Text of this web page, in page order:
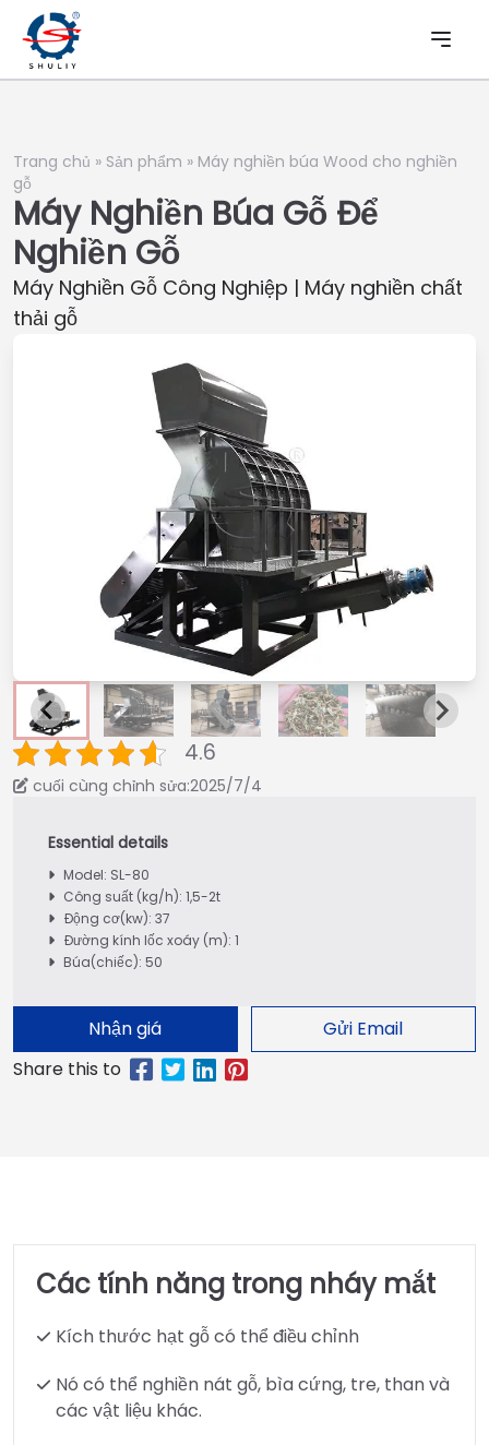
Trang chủ » Sản phẩm » Máy nghiền búa Wood cho nghiền
gỗ
Máy Nghiền Búa Gỗ Để
Nghiền Gỗ
Máy Nghiền Gỗ Công Nghiệp | Máy nghiền chất
thải gỗ
4.6
cuối cùng chỉnh sửa:2025/7/4
Model: SL-80
Công suất (kg/h): 1,5-2t
Động cơ(kw): 37
Đường kính lốc xoáy (m): 1
Búa(chiếc): 50
Nhận giá Gửi Email
Các tính năng trong nháy mắt
Kích thước hạt gỗ có thể điều chỉnh
Nó có thể nghiền nát gỗ, bìa cứng, tre, than và
các vật liệu khác.